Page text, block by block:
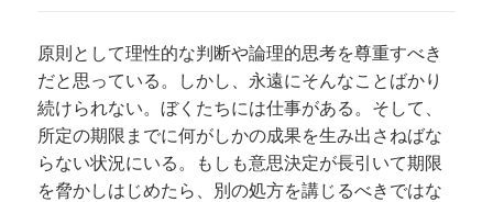
原則として理性的な判断や論理的思考を尊重すべき
だと思っている。しかし、永遠にそんなことばかり
続けられない。ぼくたちには仕事がある。そして、
所定の期限までに何がしかの成果を生み出さねばな
らない状況にいる。もしも意思決定が長引いて期限
を脅かしはじめたら、別の処方を講じるべきではな